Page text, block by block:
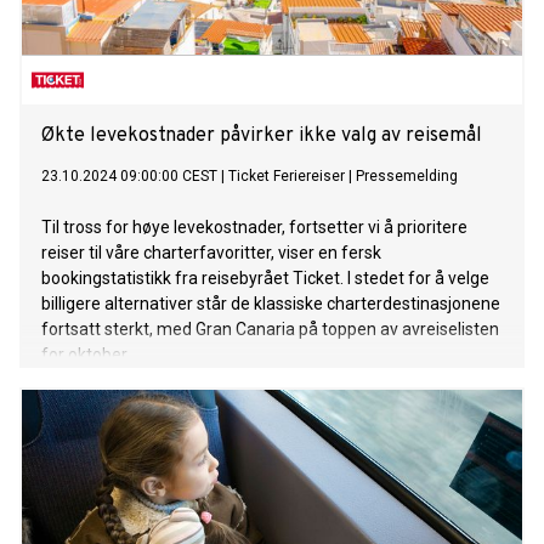
Økte levekostnader påvirker ikke valg av reisemål
23.10.2024 09:00:00 CEST Ticket Feriereiser Pressemelding
Til tross for høye levekostnader, fortsetter vi å prioritere
reiser til våre charterfavoritter, viser en fersk
bookingstatistikk fra reisebyrået Ticket. I stedet for å velge
billigere alternativer står de klassiske charterdestinasjonene
fortsatt sterkt, med Gran Canaria på toppen av avreiselisten
for oktober